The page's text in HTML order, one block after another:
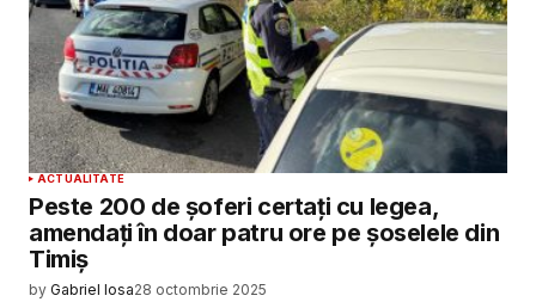
ACTUALITATE
Peste 200 de șoferi certați cu legea,
amendați în doar patru ore pe șoselele din
Timiș
by Gabriel Iosa28 octombrie 2025